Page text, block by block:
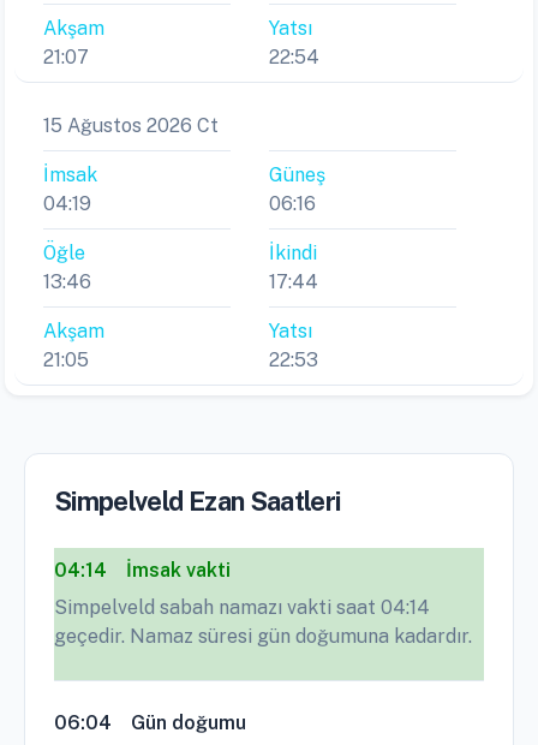
Akşam
21:07
Yatsı
22:54
15 Ağustos 2026 Ct
İmsak
04:19
Güneş
06:16
Öğle
13:46
İkindi
17:44
Akşam
21:05
Yatsı
22:53
Simpelveld Ezan Saatleri
04:14
İmsak vakti
Simpelveld sabah namazı vakti saat 04:14
geçedir. Namaz süresi gün doğumuna kadardır.
06:04
Gün doğumu